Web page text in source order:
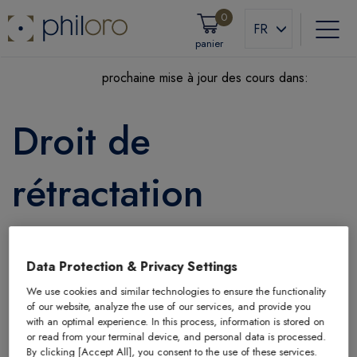
FR
panier
0
prochaine mise à jour des cours dans:
Droit de
rétractation
(1) Pour les produits dont les prix sont soumis à des
fluctuations sur le marché financier, sur lesquelles philoro n’a
aucune influence et qui peuvent survenir à brève échéance,
le client ne dispose pas d’un droit de rétractation.
Data Protection & Privacy Settings
We use cookies and similar technologies to ensure the functionality
of our website, analyze the use of our services, and provide you
with an optimal experience. In this process, information is stored on
or read from your terminal device, and personal data is processed.
By clicking [Accept All], you consent to the use of these services.